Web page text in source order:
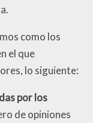
como los
el que
lo siguiente:
por los
de opiniones